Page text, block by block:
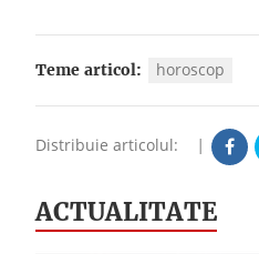
Teme articol: horoscop
Distribuie articolul: |
ACTUALITATE